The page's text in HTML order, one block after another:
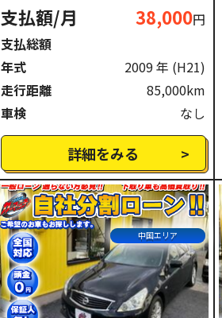
支払額/月 38,000円
支払総額
年式
2009 年 (H21)
走行距離
85,000km
車検
なし
詳細をみる
中国エリア